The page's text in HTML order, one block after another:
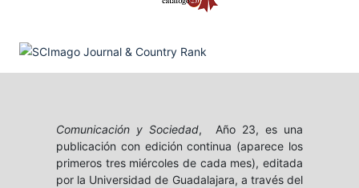
Comunicación y Sociedad, Año 23, es una
publicación con edición continua (aparece los
primeros tres miércoles de cada mes), editada
por la Universidad de Guadalajara, a través del